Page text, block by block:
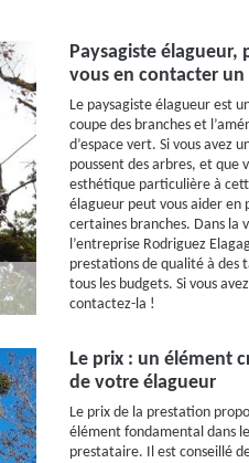
Paysagiste élagueur,
vous en contacter un
Le paysagiste élagueur est
coupe des branches et
d’espace vert. Si vous avez
poussent des arbres, et que
esthétique particulière à
élagueur peut vous aider en
certaines branches. Dans la
l’entreprise Rodriguez
prestations de qualité à des
tous les budgets. Si vous
contactez-la !
Le prix : un élément
de votre élagueur
Le prix de la prestation
élément fondamental dans
prestataire. Il est conseillé